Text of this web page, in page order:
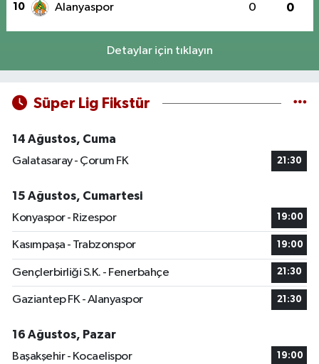
10 Alanyaspor 0 0
Detaylar için tıklayın
Süper Lig Fikstür
14 Ağustos, Cuma
Galatasaray - Çorum FK
21:30
15 Ağustos, Cumartesi
Konyaspor - Rizespor
19:00
Kasımpaşa - Trabzonspor 19:00
Gençlerbirliği S.K. - Fenerbahçe 21:30
Gaziantep FK - Alanyaspor 21:30
16 Ağustos, Pazar
Başakşehir - Kocaelispor
19:00